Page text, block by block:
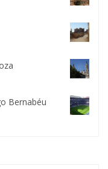
Bernabéu